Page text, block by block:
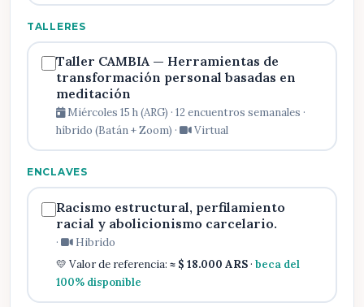
TALLERES
Taller CAMBIA — Herramientas de
transformación personal basadas en
meditación
Miércoles 15 h (ARG) · 12 encuentros semanales ·
híbrido (Batán + Zoom) ·
Virtual
ENCLAVES
Racismo estructural, perfilamiento
racial y abolicionismo carcelario.
·
Hibrido
💛 Valor de referencia: ≈ $ 18.000 ARS· beca del
100% disponible